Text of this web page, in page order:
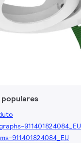
populares
911401824084_EU
911401824084_EU